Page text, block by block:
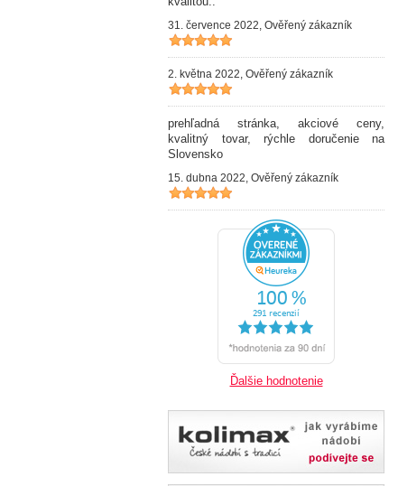
31. července 2022, Ověřený zákazník
2. května 2022, Ověřený zákazník
prehľadná stránka, akciové ceny,
kvalitný tovar, rýchle doručenie na
Slovensko
15. dubna 2022, Ověřený zákazník
Ďalšie hodnotenie